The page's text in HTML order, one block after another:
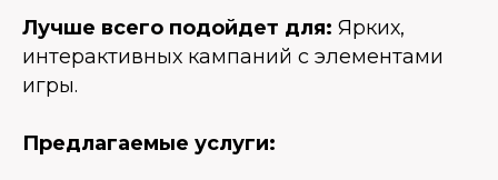
Лучше всего подойдет для: Ярких,
интерактивных кампаний с элементами
игры.
Предлагаемые услуги: